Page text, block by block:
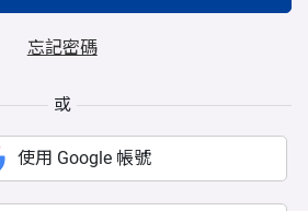
忘記密碼
或
使用 Google 帳號